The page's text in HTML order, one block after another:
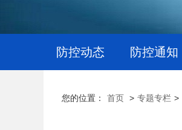
防控动态 防控通知
您的位置： 首页 > 专题专栏 >